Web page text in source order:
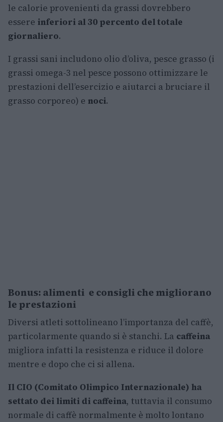
le calorie provenienti da grassi dovrebbero
essere inferiori al 30 percento del totale
giornaliero.
I grassi sani includono olio d’oliva, pesce grasso (i
grassi omega-3 nel pesce possono ottimizzare le
prestazioni dell’esercizio e aiutarci a bruciare il
grasso corporeo) e noci.
Bonus: alimenti e consigli che migliorano
le prestazioni
Diversi atleti sottolineano l’importanza del caffè,
particolarmente quando si è stanchi. La caffeina
migliora infatti la resistenza e riduce il dolore
mentre e dopo che ci si allena.
Il CIO (Comitato Olimpico Internazionale) ha
settato dei limiti di caffeina, tuttavia il consumo
normale di caffè normalmente è molto lontano